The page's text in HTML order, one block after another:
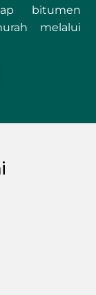
bitumen
melalui